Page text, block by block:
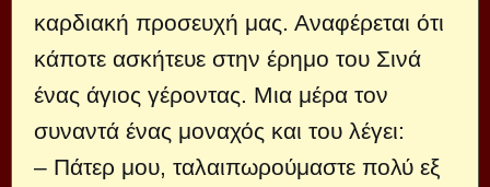
καρδιακή προσευχή μας. Αναφέρεται ότι
κάποτε ασκήτευε στην έρημο του Σινά
ένας άγιος γέροντας. Μια μέρα τον
συναντά ένας μοναχός και του λέγει:
– Πάτερ μου, ταλαιπωρούμαστε πολύ εξ